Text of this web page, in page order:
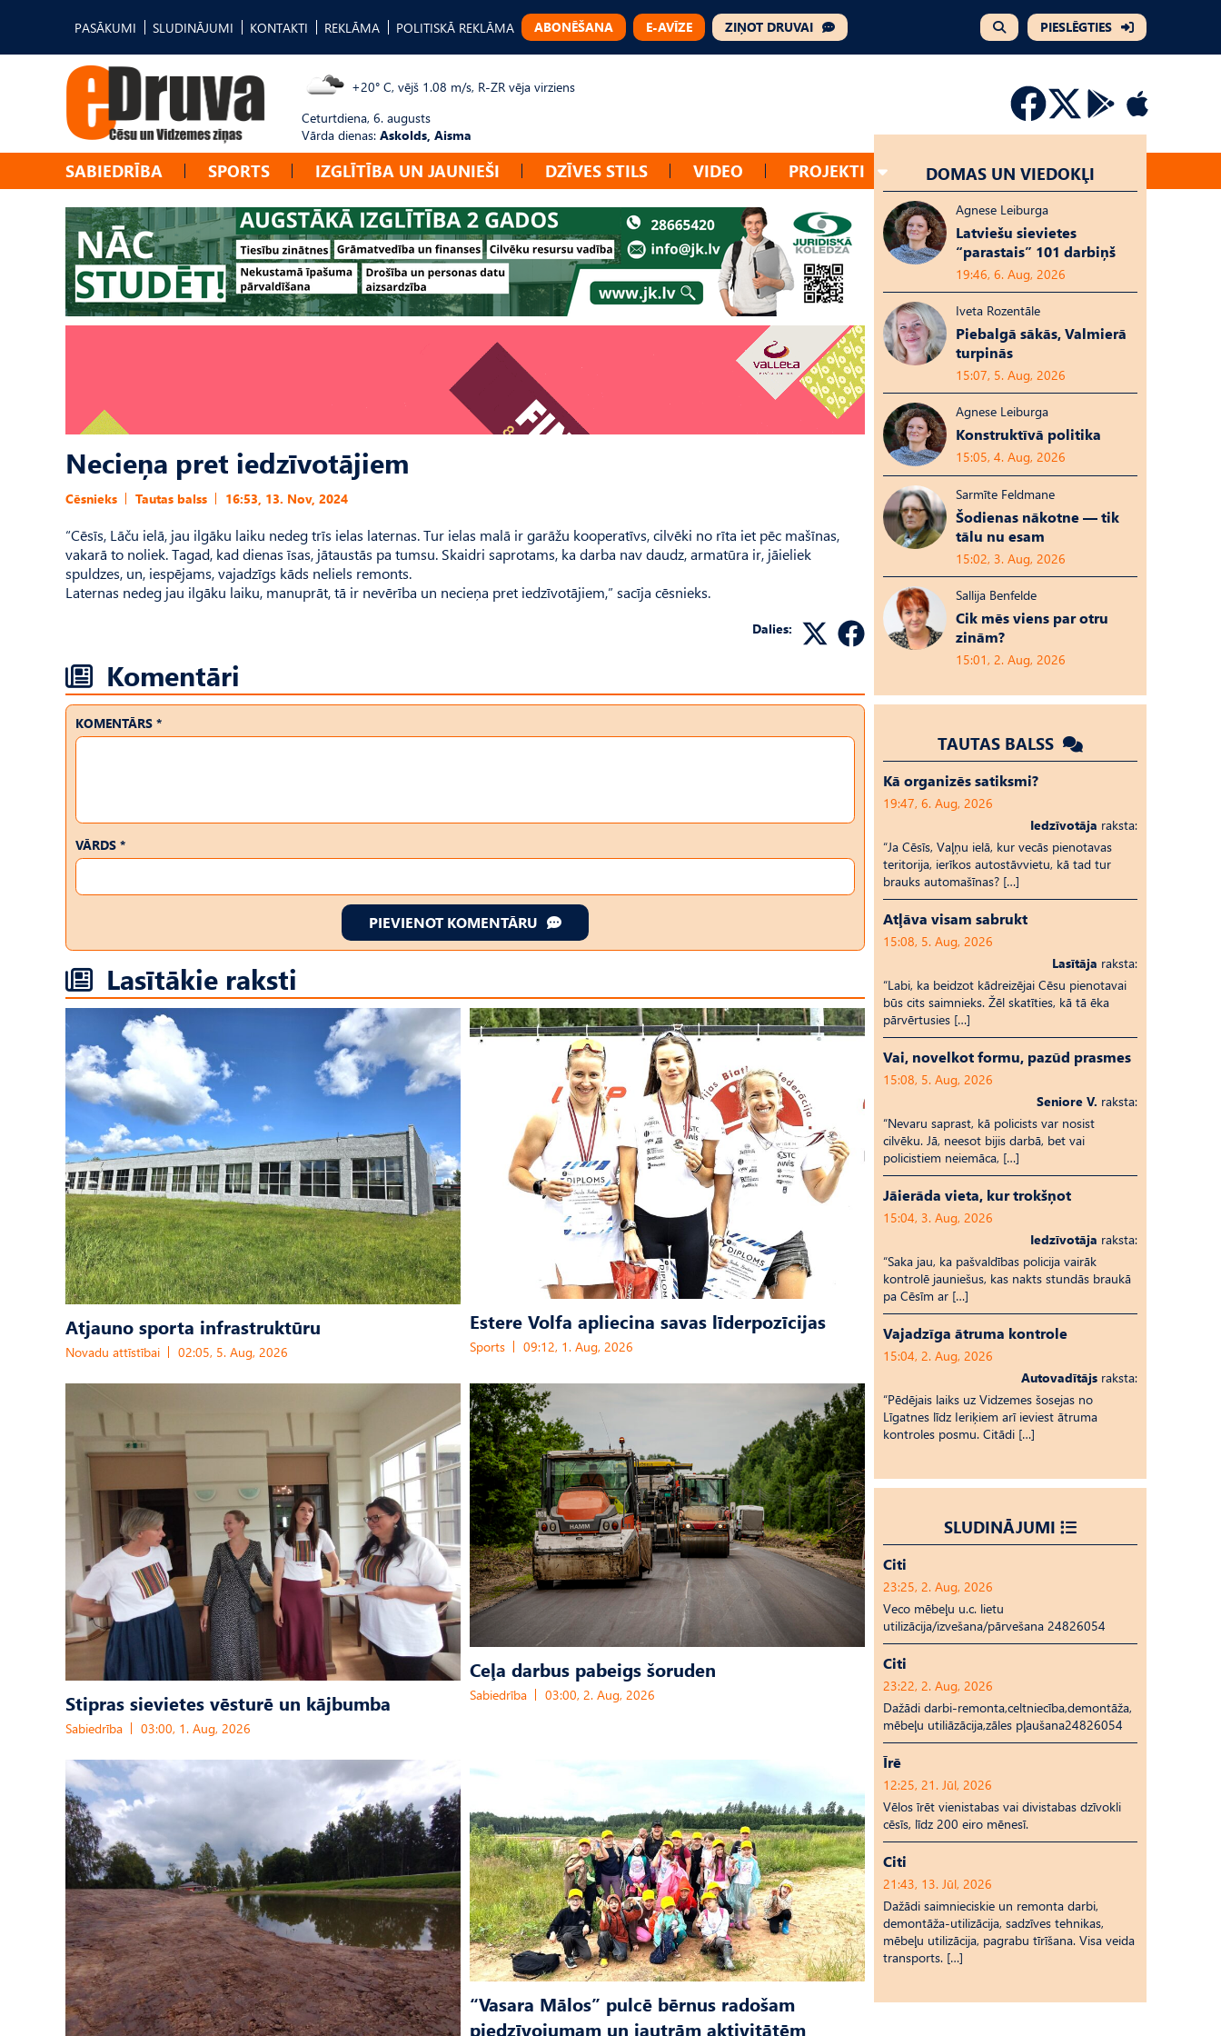
PASĀKUMI SLUDINĀJUMI KONTAKTI REKLĀMA POLITISKĀ REKLĀMA ABONĒŠANA E-AVĪZE ZIŅOT DRUVAI PIESLĒGTIES
+20° C, vējš 1.08 m/s, R-ZR vēja virziens
Ceturtdiena, 6. augusts
Vārda dienas: Askolds, Aisma
SABIEDRĪBA SPORTS IZGLĪTĪBA UN JAUNIEŠI DZĪVES STILS VIDEO PROJEKTI
Necieņa pret iedzīvotājiem
Cēsnieks Tautas balss 16:53, 13. Nov, 2024
“Cēsīs, Lāču ielā, jau ilgāku laiku nedeg trīs ielas laternas. Tur ielas malā ir garāžu kooperatīvs, cilvēki no rīta iet pēc mašīnas,
vakarā to noliek. Tagad, kad dienas īsas, jātaustās pa tumsu. Skaidri saprotams, ka darba nav daudz, armatūra ir, jāieliek
spuldzes, un, iespējams, vajadzīgs kāds neliels remonts.
Laternas nedeg jau ilgāku laiku, manuprāt, tā ir nevērība un necieņa pret iedzīvotājiem,” sacīja cēsnieks.
Dalies:
Komentāri
KOMENTĀRS *
VĀRDS *
PIEVIENOT KOMENTĀRU
Lasītākie raksti
Atjauno sporta infrastruktūru
Novadu attīstībai 02:05, 5. Aug, 2026
Estere Volfa apliecina savas līderpozīcijas
Sports 09:12, 1. Aug, 2026
Stipras sievietes vēsturē un kājbumba
Sabiedrība 03:00, 1. Aug, 2026
Ceļa darbus pabeigs šoruden
Sabiedrība 03:00, 2. Aug, 2026
“Vasara Mālos” pulcē bērnus radošam
piedzīvojumam un jautrām aktivitātēm
DOMAS UN VIEDOKĻI
Agnese Leiburga
Latviešu sievietes
“parastais” 101 darbiņš
19:46, 6. Aug, 2026
Iveta Rozentāle
Piebalgā sākās, Valmierā
turpinās
15:07, 5. Aug, 2026
Agnese Leiburga
Konstruktīvā politika
15:05, 4. Aug, 2026
Sarmīte Feldmane
Šodienas nākotne — tik
tālu nu esam
15:02, 3. Aug, 2026
Sallija Benfelde
Cik mēs viens par otru
zinām?
15:01, 2. Aug, 2026
TAUTAS BALSS
Kā organizēs satiksmi?
19:47, 6. Aug, 2026
Iedzīvotāja raksta:
“Ja Cēsīs, Vaļņu ielā, kur vecās pienotavas
teritorija, ierīkos autostāvvietu, kā tad tur
brauks automašīnas? […]
Atļāva visam sabrukt
15:08, 5. Aug, 2026
Lasītāja raksta:
“Labi, ka beidzot kādreizējai Cēsu pienotavai
būs cits saimnieks. Žēl skatīties, kā tā ēka
pārvērtusies […]
Vai, novelkot formu, pazūd prasmes
15:08, 5. Aug, 2026
Seniore V. raksta:
“Nevaru saprast, kā policists var nosist
cilvēku. Jā, neesot bijis darbā, bet vai
policistiem neiemāca, […]
Jāierāda vieta, kur trokšņot
15:04, 3. Aug, 2026
Iedzīvotāja raksta:
“Saka jau, ka pašvaldības policija vairāk
kontrolē jauniešus, kas nakts stundās braukā
pa Cēsīm ar […]
Vajadzīga ātruma kontrole
15:04, 2. Aug, 2026
Autovadītājs raksta:
“Pēdējais laiks uz Vid­ze­mes šosejas no
Līgatnes līdz Ieriķiem arī ieviest ātruma
kontroles posmu. Citādi […]
SLUDINĀJUMI
Citi
23:25, 2. Aug, 2026
Veco mēbeļu u.c. lietu
utilizācija/izvešana/pārvešana 24826054
Citi
23:22, 2. Aug, 2026
Dažādi darbi-remonta,celtniecība,demontāža,
mēbeļu utiliāzācija,zāles pļaušana24826054
Īrē
12:25, 21. Jūl, 2026
Vēlos īrēt vienistabas vai divistabas dzīvokli
cēsīs, līdz 200 eiro mēnesī.
Citi
21:43, 13. Jūl, 2026
Dažādi saimnieciskie un remonta darbi,
demontāža-utilizācija, sadzīves tehnikas,
mēbeļu utilizācija, pagrabu tīrīšana. Visa veida
transports. […]